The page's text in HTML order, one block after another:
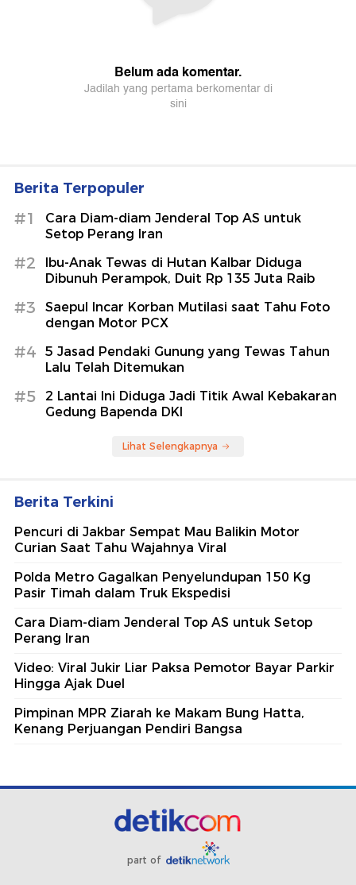
Berita Terpopuler
#1
Cara Diam-diam Jenderal Top AS untuk
Setop Perang Iran
#2
Ibu-Anak Tewas di Hutan Kalbar Diduga
Dibunuh Perampok, Duit Rp 135 Juta Raib
#3
Saepul Incar Korban Mutilasi saat Tahu Foto
dengan Motor PCX
#4
5 Jasad Pendaki Gunung yang Tewas Tahun
Lalu Telah Ditemukan
#5
2 Lantai Ini Diduga Jadi Titik Awal Kebakaran
Gedung Bapenda DKI
Lihat Selengkapnya
Berita Terkini
Pencuri di Jakbar Sempat Mau Balikin Motor
Curian Saat Tahu Wajahnya Viral
Polda Metro Gagalkan Penyelundupan 150 Kg
Pasir Timah dalam Truk Ekspedisi
Cara Diam-diam Jenderal Top AS untuk Setop
Perang Iran
Video: Viral Jukir Liar Paksa Pemotor Bayar Parkir
Hingga Ajak Duel
Pimpinan MPR Ziarah ke Makam Bung Hatta,
Kenang Perjuangan Pendiri Bangsa
part of